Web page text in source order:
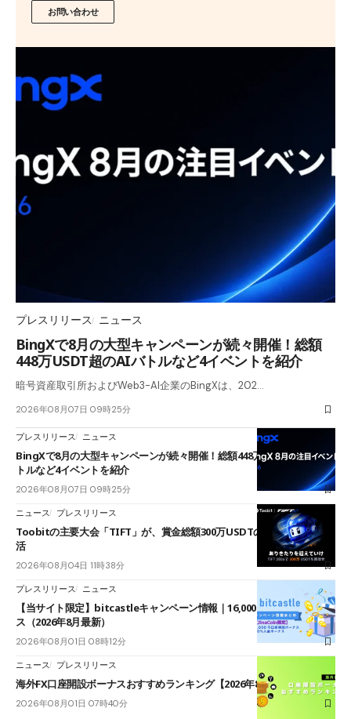
お問い合わせ
プレスリリース ニュース
BingXで8月の大型キャンペーンが続々開催！総額
448万USDT超のAIバトルなど4イベントを紹介
暗号資産取引所およびWeb3-AI企業のBingXは、202…
2026年08月07日 09時25分
プレスリリース ニュース
BingXで8月の大型キャンペーンが続々開催！総額448万USDT超のAIバ
トルなど4イベントを紹介
2026年08月07日 09時25分
ニュース プレスリリース
Toobitの主要大会「TIFT」が、賞金総額300万USDTのレースとして復
活
2026年08月04日 11時38分
プレスリリース ニュース
【当サイト限定】bitcastleキャンペーン情報｜16,000円口座開設ボーナ
ス（2026年8月最新）
2026年08月01日 08時12分
ニュース プレスリリース
海外FX口座開設ボーナスおすすめランキング【2026年8月最新】
2026年08月01日 07時40分